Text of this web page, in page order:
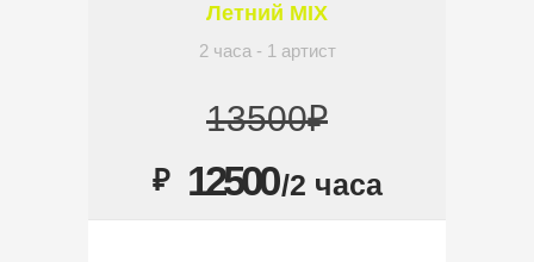
Летний MIX
2 часа - 1 артист
13500₽
₽ 12500/2 часа